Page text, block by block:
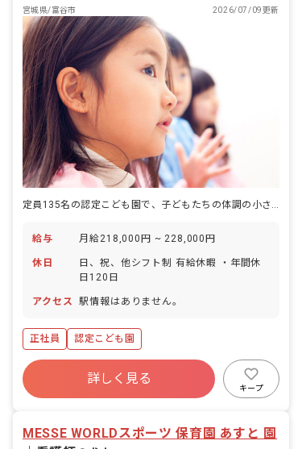
宮城県/富谷市
2026/07/09更新
定員135名の認定こども園で、子どもたちの体調の小さな変化にいち早く気づく仕事です。
給与 月給218,000円 ~ 228,000円
休日
日、祝、他シフト制 有給休暇 ・年間休
日120日
アクセス 駅情報はありません。
正社員 認定こども園
詳しく見る
キープ
MESSE WORLDスポーツ 保育園 あすと 園